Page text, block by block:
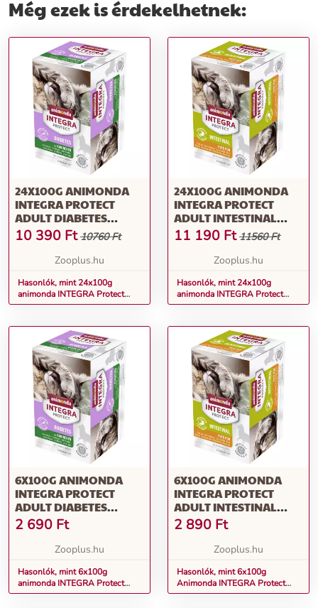
Még ezek is érdekelhetnek:
24X100G ANIMONDA
INTEGRA PROTECT
ADULT DIABETES
TÁLCÁS NEDVES
MACSKATÁP-NYÚL
10 390 Ft 10760 Ft
Zooplus.hu
Hasonlók, mint 24x100g
animonda INTEGRA Protect
Adult Diabetes tálcás nedves
24X100G ANIMONDA
INTEGRA PROTECT
ADULT INTESTINAL
TÁLCÁS NEDVES
MACSKATÁP-PULYKA
11 190 Ft 11560 Ft
Zooplus.hu
Hasonlók, mint 24x100g
animonda INTEGRA Protect
Adult Intestinal tálcás nedves
6X100G ANIMONDA
INTEGRA PROTECT
ADULT DIABETES
TÁLCÁS NEDVES
MACSKATÁP-NYÚL
2 690 Ft
Zooplus.hu
Hasonlók, mint 6x100g
animonda INTEGRA Protect
Adult Diabetes tálcás nedves
6X100G ANIMONDA
INTEGRA PROTECT
ADULT INTESTINAL
TÁLCÁS NEDVES
MACSKATÁP-PULYKA
2 890 Ft
Zooplus.hu
Hasonlók, mint 6x100g
Animonda INTEGRA Protect
Adult Intestinal tálcás nedves